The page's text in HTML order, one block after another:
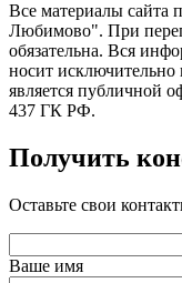
Все материалы
Любимово". При
обязательна. Вся
носит
является публичной
437 ГК РФ.
Получить
Оставьте свои
Ваше имя